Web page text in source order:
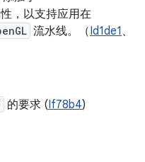
，以支持应用在
流水线。（Id1de1 、
的要求 (If78b4)